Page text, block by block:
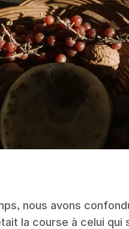
nous avons
la course à celui